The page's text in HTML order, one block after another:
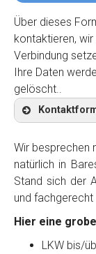
Über dieses
kontaktieren,
Verbindung
Ihre Daten
gelöscht..
Marke*
Wir besprechen
natürlich in
Stand sich der
und
Hier eine
LKW bis/